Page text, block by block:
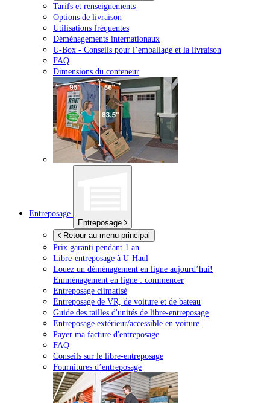
Tarifs et renseignements
Options de livraison
Utilisations fréquentes
Déménagements internationaux
U-Box - Conseils pour l’emballage et la livraison
FAQ
Dimensions du conteneur
Entreposage
Entreposage
Retour au menu principal
Prix garanti pendant 1 an
Libre-entreposage à U-Haul
Louez un déménagement en ligne aujourd’hui!
Emménagement en ligne : commencer
Entreposage climatisé
Entreposage de VR, de voiture et de bateau
Guide des tailles d'unités de libre-entreposage
Entreposage extérieur/accessible en voiture
Payer ma facture d'entreposage
FAQ
Conseils sur le libre-entreposage
Fournitures d’entreposage